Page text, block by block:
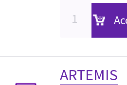
ARTEMIS